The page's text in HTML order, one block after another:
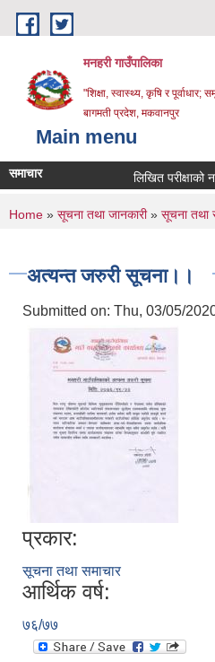
Skip to main content
मनहरी गाउँपालिका
"शिक्षा, स्वास्थ्य, कृषि र पूर्वाधार;
बागमती प्रदेश, मकवानपुर
Main menu
समाचार लिखित परीक्षाको
You are here
Home » सूचना तथा जानकारी» सूचना तथा
अत्यन्त जरुरी सूचना।।
Submitted on: Thu, 03/05/
प्रकार:
सूचना तथा समाचार
आर्थिक वर्ष:
७६/७७